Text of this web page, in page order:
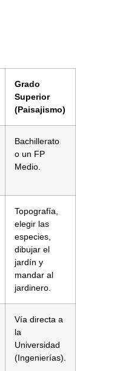
Grado
Superior
(Paisajismo)
Bachillerato
o un FP
Medio.
Topografía,
elegir las
especies,
dibujar el
jardín y
mandar al
jardinero.
Vía directa a
la
Universidad
(Ingenierías).